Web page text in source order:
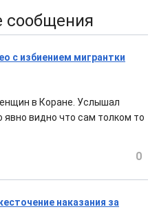
сообщения
с избиением мигрантки
в Коране. Услышал
явно видно что сам толком то
0
наказания за